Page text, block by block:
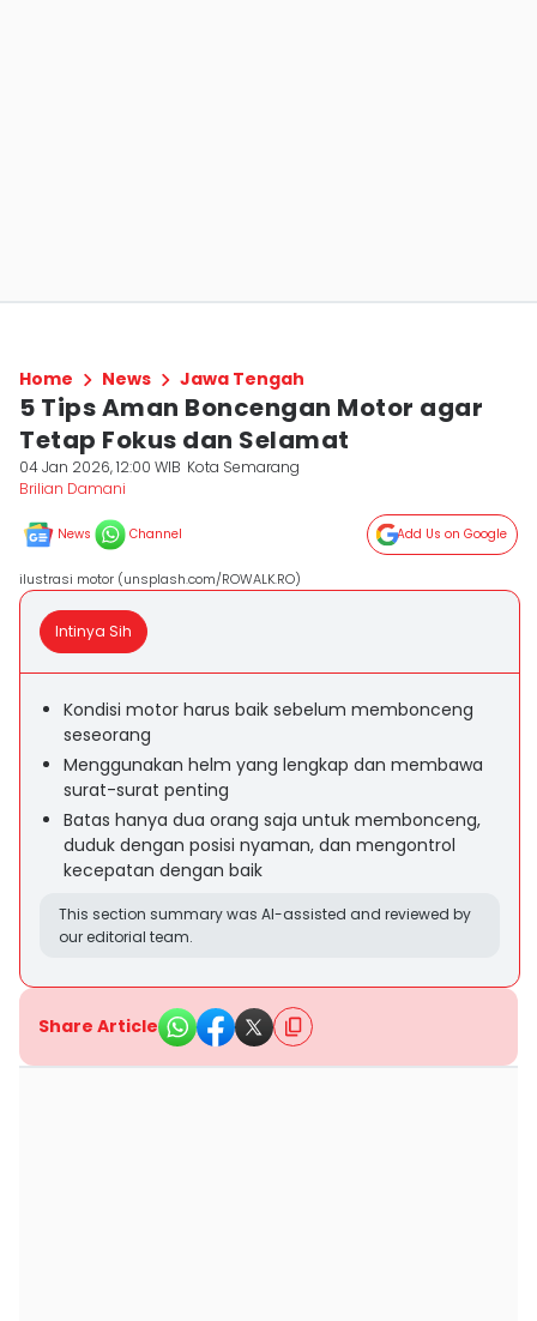
Home News Jawa Tengah
5 Tips Aman Boncengan Motor agar
Tetap Fokus dan Selamat
04 Jan 2026, 12:00 WIB Kota Semarang
Brilian Damani
News Channel Add Us on Google
ilustrasi motor (unsplash.com/ROWALK.RO)
Intinya Sih
Kondisi motor harus baik sebelum membonceng
seseorang
Menggunakan helm yang lengkap dan membawa
surat-surat penting
Batas hanya dua orang saja untuk membonceng,
duduk dengan posisi nyaman, dan mengontrol
kecepatan dengan baik
This section summary was AI-assisted and reviewed by
our editorial team.
Share Article